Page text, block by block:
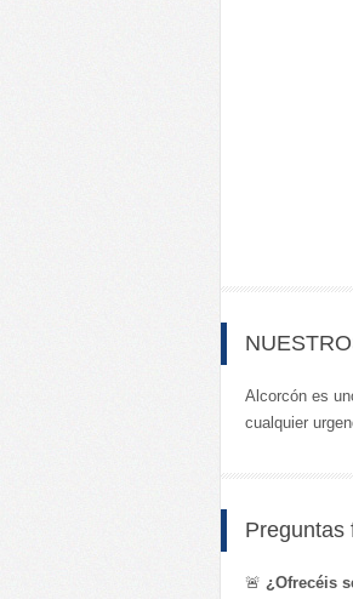
Alcorcón es
cualquier
Preguntas
🚨 ¿Ofrecéis